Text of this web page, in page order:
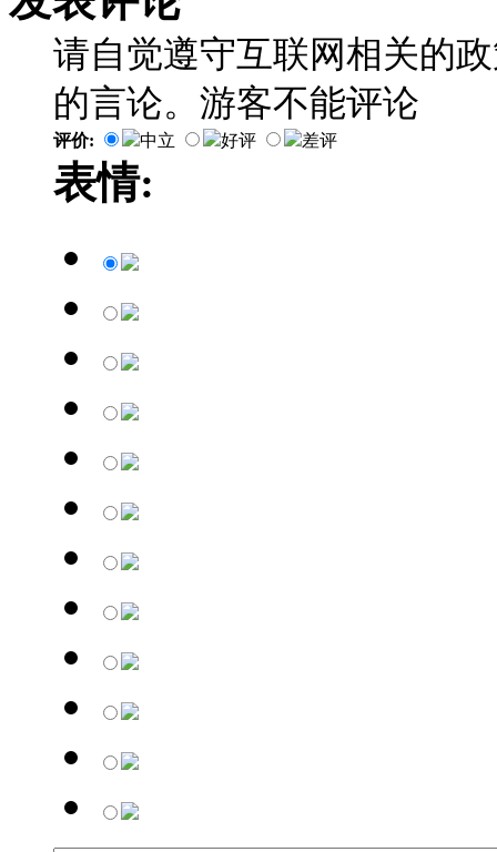
请自觉遵守互联网相关的
的言论。游客不能评论
评价: 中立 好评 差评
表情: